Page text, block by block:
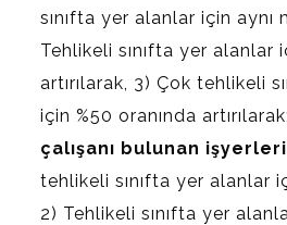
sınıfta yer alanlar için aynı
Tehlikeli sınıfta yer alanlar
artırılarak, 3) Çok tehlikeli
için %50 oranında artırılarak;
çalışanı bulunan
tehlikeli sınıfta yer alanlar
2) Tehlikeli sınıfta yer